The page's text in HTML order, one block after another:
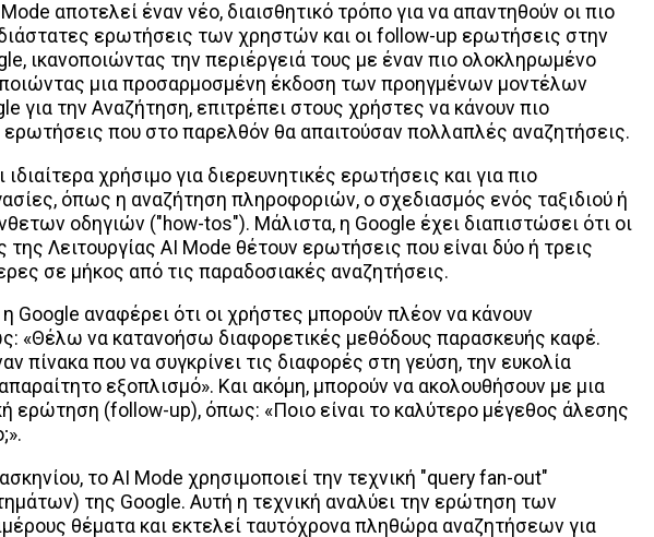
αποτελεί έναν νέο, διαισθητικό τρόπο για να απαντηθούν οι πιο
ερωτήσεις των χρηστών και οι follow-up ερωτήσεις στην
ικανοποιώντας την περιέργειά τους με έναν πιο ολοκληρωμένο
μια προσαρμοσμένη έκδοση των προηγμένων μοντέλων
για την Αναζήτηση, επιτρέπει στους χρήστες να κάνουν πιο
ερωτήσεις που στο παρελθόν θα απαιτούσαν πολλαπλές αναζητήσεις.
ιδιαίτερα χρήσιμο για διερευνητικές ερωτήσεις και για πιο
όπως η αναζήτηση πληροφοριών, ο σχεδιασμός ενός ταξιδιού ή
οδηγιών ("how-tos"). Μάλιστα, η Google έχει διαπιστώσει ότι οι
Λειτουργίας ΑΙ Mode θέτουν ερωτήσεις που είναι δύο ή τρεις
σε μήκος από τις παραδοσιακές αναζητήσεις.
η Google αναφέρει ότι οι χρήστες μπορούν πλέον να κάνουν
«Θέλω να κατανοήσω διαφορετικές μεθόδους παρασκευής καφέ.
πίνακα που να συγκρίνει τις διαφορές στη γεύση, την ευκολία
εξοπλισμό». Και ακόμη, μπορούν να ακολουθήσουν με μια
ερώτηση (follow-up), όπως: «Ποιο είναι το καλύτερο μέγεθος άλεσης
το AI Mode χρησιμοποιεί την τεχνική "query fan-out"
της Google. Αυτή η τεχνική αναλύει την ερώτηση των
θέματα και εκτελεί ταυτόχρονα πληθώρα αναζητήσεων για